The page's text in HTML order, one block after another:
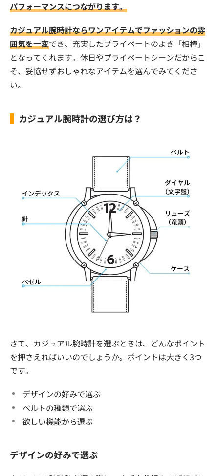
パフォーマンスにつながります。
カジュアル腕時計ならワンアイテムでファッションの雰
囲気を一変でき、充実したプライベートのよき「相棒」
となってくれます。休日やプライベートシーンだからこ
そ、妥協せずおしゃれなアイテムを選んでみてくださ
い。
カジュアル腕時計の選び方は？
さて、カジュアル腕時計を選ぶときは、どんなポイント
を押さえればいいのでしょうか。ポイントは大きく3つ
です。
デザインの好みで選ぶ
ベルトの種類で選ぶ
欲しい機能から選ぶ
デザインの好みで選ぶ